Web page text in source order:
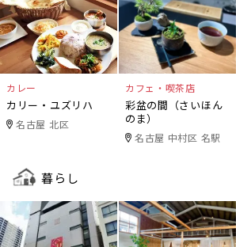
カレー
カリー・ユズリハ
名古屋 北区
カフェ・喫茶店
彩盆の間（さいほん
のま）
名古屋 中村区 名駅
暮らし